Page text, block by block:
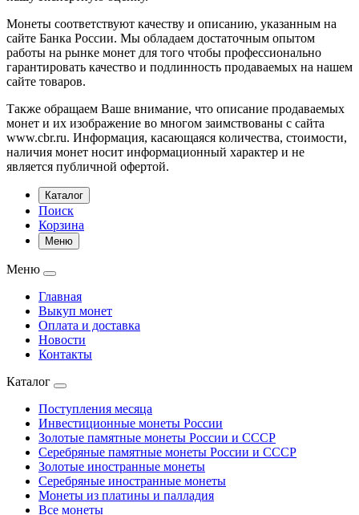
Монеты соответствуют качеству и описанию, указанным на
сайте Банка России. Мы обладаем достаточным опытом
работы на рынке монет для того чтобы профессионально
гарантировать качество и подлинность продаваемых на нашем
сайте товаров.
Также обращаем Ваше внимание, что описание продаваемых
монет и их изображение во многом заимствованы с сайта
www.cbr.ru. Информация, касающаяся количества, стоимости,
наличия монет носит информационный характер и не
является публичной офертой.
Каталог
Поиск
Корзина
Меню
Меню
Главная
Выкуп монет
Оплата и доставка
Новости
Контакты
Каталог
Поступления месяца
Инвестиционные монеты России
Золотые памятные монеты России и СССР
Серебряные памятные монеты России и СССР
Золотые иностранные монеты
Серебряные иностранные монеты
Монеты из платины и палладия
Все монеты